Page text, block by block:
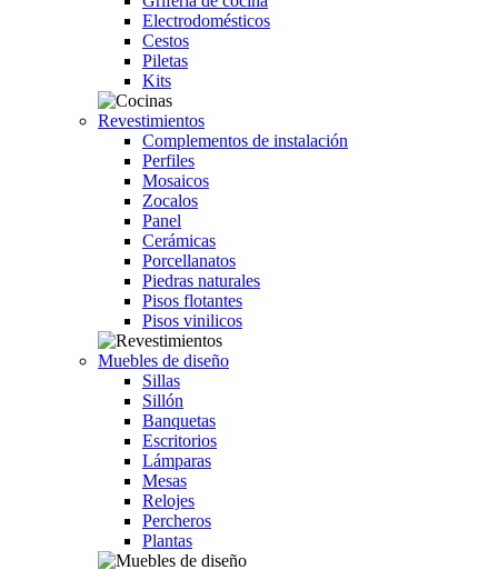
Electrodomésticos
Cestos
Piletas
Kits
Revestimientos
Complementos de instalación
Perfiles
Mosaicos
Zocalos
Panel
Cerámicas
Porcellanatos
Piedras naturales
Pisos flotantes
Pisos vinilicos
Muebles de diseño
Sillas
Sillón
Banquetas
Escritorios
Lámparas
Mesas
Relojes
Percheros
Plantas